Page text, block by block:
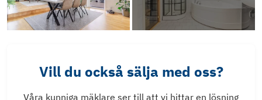
Vill du också sälja med oss?
Våra kunniga mäklare ser till att vi hittar en lösning